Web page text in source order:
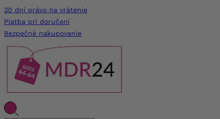
30 dní právo na vrátenie
Platba pri doručení
Bezpečné nakupovanie